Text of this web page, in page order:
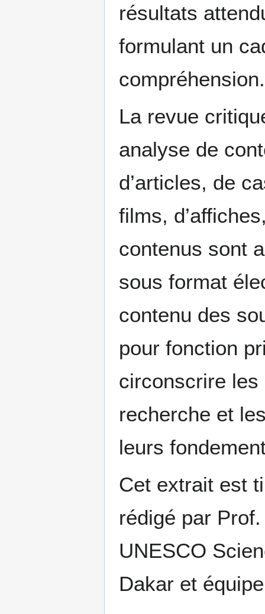
résultats
formulant un
compréhension.
La revue
analyse de
d’articles, de
films,
contenus sont
sous format
contenu des
pour fonction
circonscrire les
recherche et
leurs
Cet extrait est
rédigé par
UNESCO
Dakar et